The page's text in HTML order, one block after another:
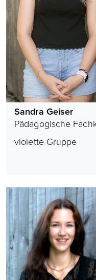
Sandra Geiser
Pädagogische
violette Gruppe